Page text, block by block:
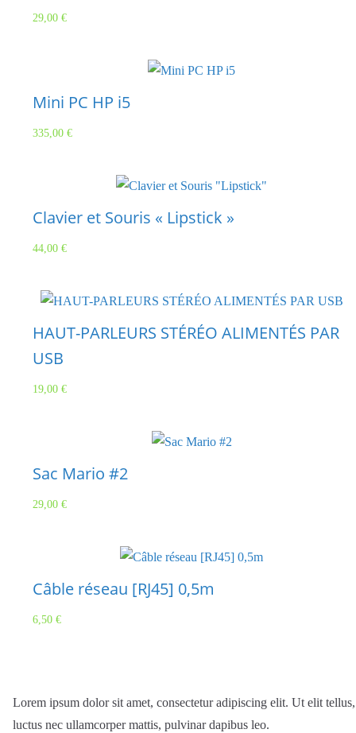
29,00 €
Mini PC HP i5
335,00 €
Clavier et Souris « Lipstick »
44,00 €
HAUT-PARLEURS STÉRÉO ALIMENTÉS PAR
USB
19,00 €
Sac Mario #2
29,00 €
Câble réseau [RJ45] 0,5m
6,50 €
Lorem ipsum dolor sit amet, consectetur adipiscing elit. Ut elit tellus,
luctus nec ullamcorper mattis, pulvinar dapibus leo.